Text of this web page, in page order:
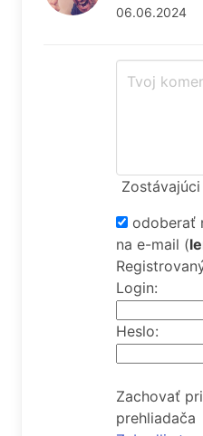
06.06.2024
odoberať
na e-mail (
Login:
Heslo:
Zachovať
prehliadača